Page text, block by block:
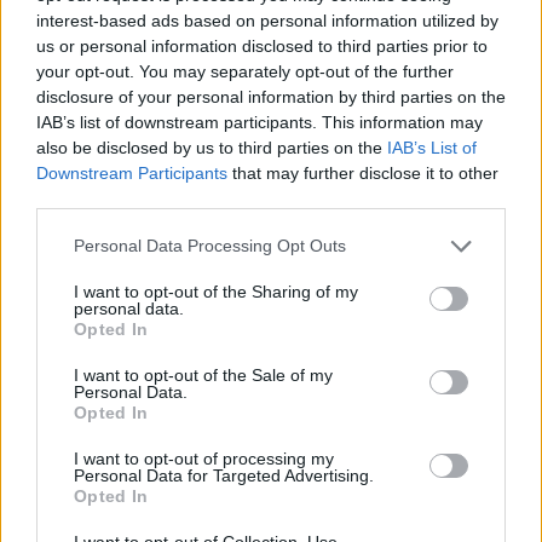
interest-based ads based on personal information utilized by
us or personal information disclosed to third parties prior to
your opt-out. You may separately opt-out of the further
disclosure of your personal information by third parties on the
IAB’s list of downstream participants. This information may
also be disclosed by us to third parties on the IAB’s List of
Downstream Participants that may further disclose it to other
Personal Data Processing Opt Outs
I want to opt-out of the Sharing of my
personal data.
Opted In
I want to opt-out of the Sale of my
Personal Data.
Opted In
I want to opt-out of processing my
Personal Data for Targeted Advertising.
Opted In